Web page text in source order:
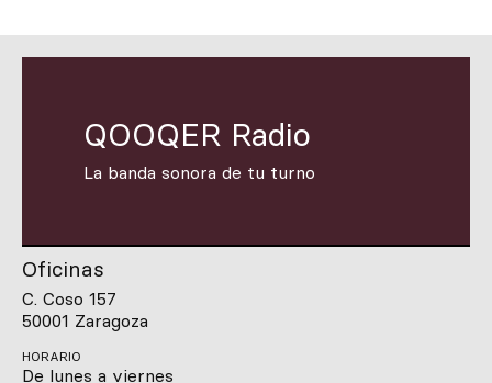
QOOQER Radio
La banda sonora de tu turno
Oficinas
C. Coso 157
50001 Zaragoza
HORARIO
De lunes a viernes